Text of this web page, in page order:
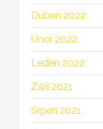
Duben 2022
Únor 2022
Leden 2022
Září 2021
Srpen 2021